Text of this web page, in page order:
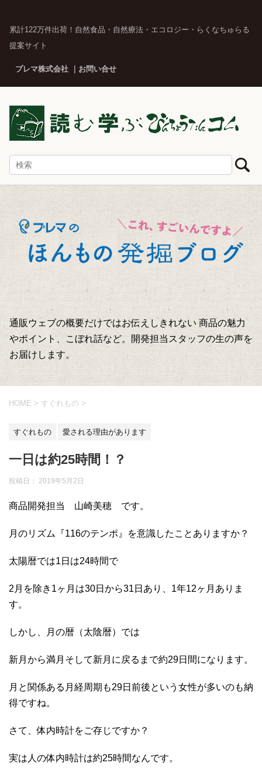
累計122万件出荷！自然食品・自然療法・エコロジー・らくなちゅらる
提案サイト
プレマ株式会社 お問い合せ
通販ウェブの概要だけではお伝えしきれない 商品の魅力
やポイント、こぼれ話など。開発担当スタッフの生の声を
お届けします。
HOME > すぐれもの >
すぐれもの 愛される理由があります
一日は約25時間！？
投稿日： 2019年5月2日
商品開発担当 山崎美穂 です。
月のリズム『116のテンポ』を意識したことありますか？
太陽暦では1日は24時間で
2月を除き1ヶ月は30日から31日あり、1年12ヶ月ありま
す。
しかし、月の暦（太陰暦）では
新月から満月そして新月に戻るまで約29日間になります。
月と関係ある月経周期も29日前後という女性が多いのも納
得ですね。
さて、体内時計をご存じですか？
実は人の体内時計は約25時間なんです。